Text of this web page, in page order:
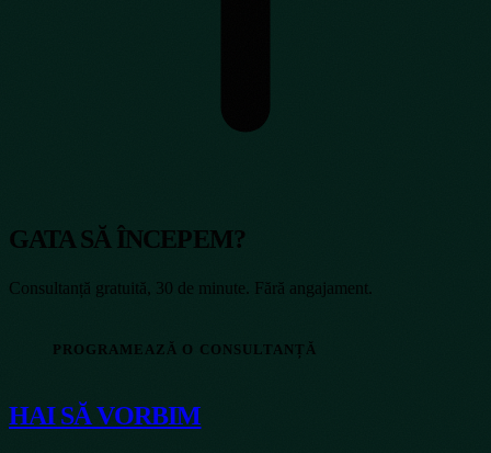
GATA SĂ ÎNCEPEM?
Consultanță gratuită, 30 de minute. Fără angajament.
PROGRAMEAZĂ O CONSULTANȚĂ
HAI SĂ VORBIM